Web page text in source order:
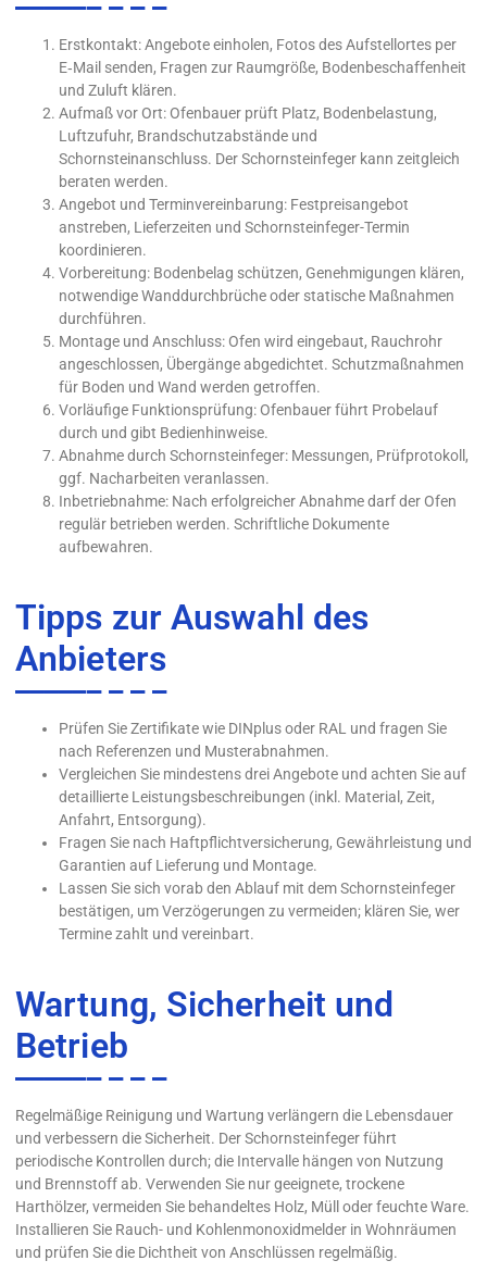
Erstkontakt: Angebote einholen, Fotos des Aufstellortes per
E‑Mail senden, Fragen zur Raumgröße, Bodenbeschaffenheit
und Zuluft klären.
Aufmaß vor Ort: Ofenbauer prüft Platz, Bodenbelastung,
Luftzufuhr, Brandschutzabstände und
Schornsteinanschluss. Der Schornsteinfeger kann zeitgleich
beraten werden.
Angebot und Terminvereinbarung: Festpreisangebot
anstreben, Lieferzeiten und Schornsteinfeger-Termin
koordinieren.
Vorbereitung: Bodenbelag schützen, Genehmigungen klären,
notwendige Wanddurchbrüche oder statische Maßnahmen
durchführen.
Montage und Anschluss: Ofen wird eingebaut, Rauchrohr
angeschlossen, Übergänge abgedichtet. Schutzmaßnahmen
für Boden und Wand werden getroffen.
Vorläufige Funktionsprüfung: Ofenbauer führt Probelauf
durch und gibt Bedienhinweise.
Abnahme durch Schornsteinfeger: Messungen, Prüfprotokoll,
ggf. Nacharbeiten veranlassen.
Inbetriebnahme: Nach erfolgreicher Abnahme darf der Ofen
regulär betrieben werden. Schriftliche Dokumente
aufbewahren.
Tipps zur Auswahl des
Anbieters
Prüfen Sie Zertifikate wie DINplus oder RAL und fragen Sie
nach Referenzen und Musterabnahmen.
Vergleichen Sie mindestens drei Angebote und achten Sie auf
detaillierte Leistungsbeschreibungen (inkl. Material, Zeit,
Anfahrt, Entsorgung).
Fragen Sie nach Haftpflichtversicherung, Gewährleistung und
Garantien auf Lieferung und Montage.
Lassen Sie sich vorab den Ablauf mit dem Schornsteinfeger
bestätigen, um Verzögerungen zu vermeiden; klären Sie, wer
Termine zahlt und vereinbart.
Wartung, Sicherheit und
Betrieb
Regelmäßige Reinigung und Wartung verlängern die Lebensdauer
und verbessern die Sicherheit. Der Schornsteinfeger führt
periodische Kontrollen durch; die Intervalle hängen von Nutzung
und Brennstoff ab. Verwenden Sie nur geeignete, trockene
Harthölzer, vermeiden Sie behandeltes Holz, Müll oder feuchte Ware.
Installieren Sie Rauch- und Kohlenmonoxidmelder in Wohnräumen
und prüfen Sie die Dichtheit von Anschlüssen regelmäßig.